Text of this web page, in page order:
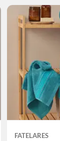
FATELARES